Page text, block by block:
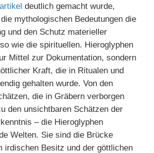
deutlich gemacht wurde,
mythologischen Bedeutungen die
und den Schutz materieller
wie die spirituellen. Hieroglyphen
Mittel zur Dokumentation, sondern
Kraft, die in Ritualen und
gehalten wurde. Von den
die in Gräbern verborgen
den unsichtbaren Schätzen der
– die Hieroglyphen
Welten. Sie sind die Brücke
irdischen Besitz und der göttlichen